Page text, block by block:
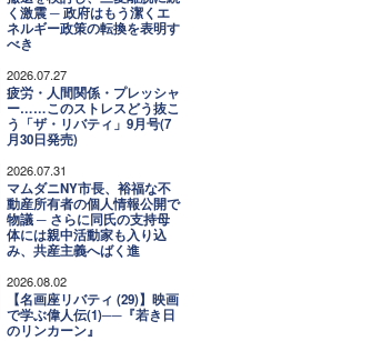
く激震 ─ 政府はもう潔くエ
ネルギー政策の転換を表明す
べき
2026.07.27
疲労・人間関係・プレッシャ
ー……このストレスどう抜こ
う「ザ・リバティ」9月号(7
月30日発売)
2026.07.31
マムダニNY市長、裕福な不
動産所有者の個人情報公開で
物議 ─ さらに同氏の支持母
体には親中活動家も入り込
み、共産主義へばく進
2026.08.02
【名画座リバティ (29)】映画
で学ぶ偉人伝(1)──『若き日
のリンカーン』